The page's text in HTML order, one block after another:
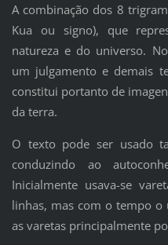
A combinação dos 8
Kua ou signo), que
natureza e do universo.
um julgamento e demais
constitui portanto de
da terra.
O texto pode ser usado
conduzindo ao
Inicialmente usava-se
linhas, mas com o tempo
as varetas principalmente